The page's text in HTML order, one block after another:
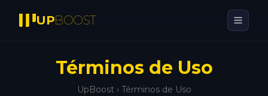
UPBOOST
Términos de Uso
UpBoost › Términos de Uso